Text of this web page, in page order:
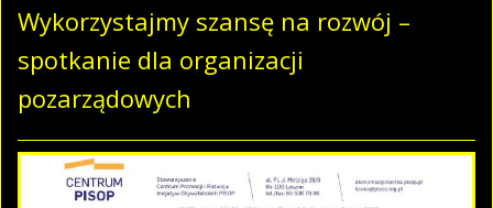
Wykorzystajmy szansę na rozwój –
spotkanie dla organizacji
pozarządowych